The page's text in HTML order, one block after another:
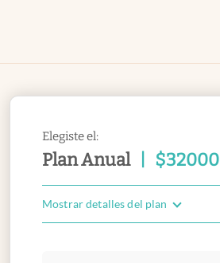
Elegiste el:
Plan Anual $32000
Mostrar detalles del plan